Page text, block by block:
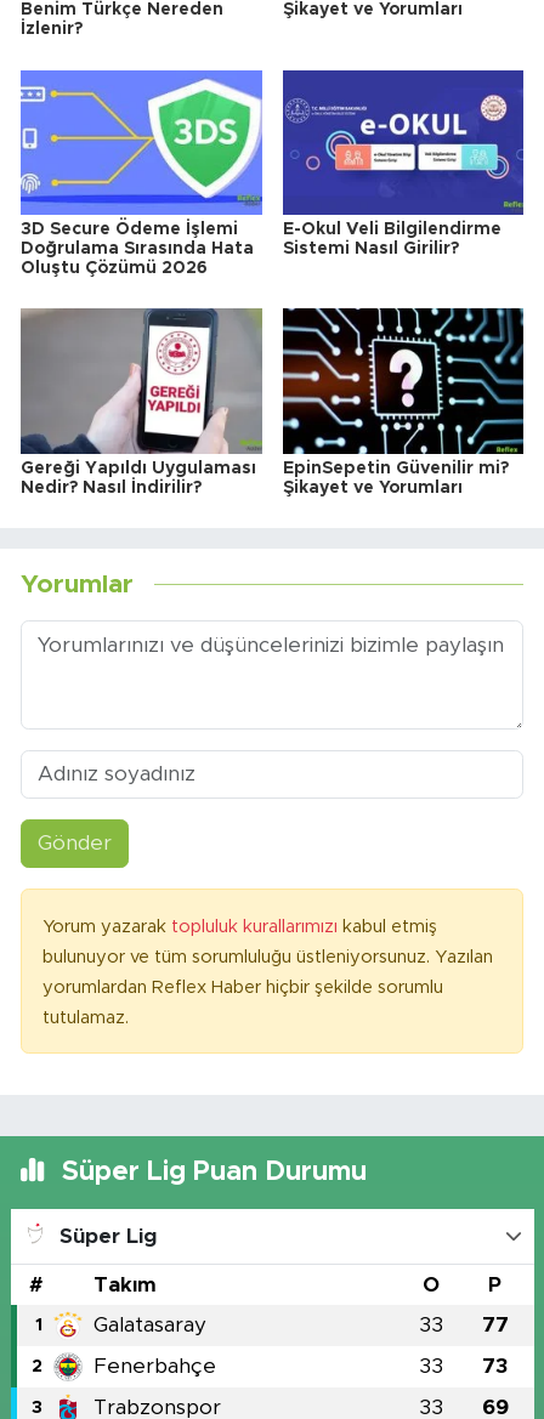
Benim Türkçe Nereden
İzlenir?
Şikayet ve Yorumları
3D Secure Ödeme İşlemi
Doğrulama Sırasında Hata
Oluştu Çözümü 2026
E-Okul Veli Bilgilendirme
Sistemi Nasıl Girilir?
Gereği Yapıldı Uygulaması
Nedir? Nasıl İndirilir?
EpinSepetin Güvenilir mi?
Şikayet ve Yorumları
Yorumlar
Gönder
Yorum yazarak topluluk kurallarımızı kabul etmiş
bulunuyor ve tüm sorumluluğu üstleniyorsunuz. Yazılan
yorumlardan Reflex Haber hiçbir şekilde sorumlu
tutulamaz.
Süper Lig Puan Durumu
Süper Lig
# Takım O P
1 Galatasaray 33 77
2 Fenerbahçe 33 73
3 Trabzonspor 33 69